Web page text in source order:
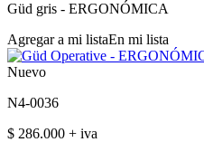
Güd gris - ERGONÓMICA
Agregar a mi listaEn mi lista
Nuevo
N4-0036
$ 286.000 + iva